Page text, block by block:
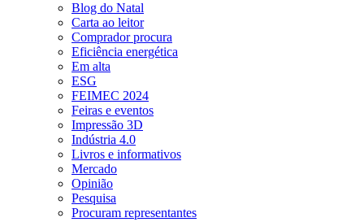
Blog do Natal
Carta ao leitor
Comprador procura
Eficiência energética
Em alta
ESG
FEIMEC 2024
Feiras e eventos
Impressão 3D
Indústria 4.0
Livros e informativos
Mercado
Opinião
Pesquisa
Procuram representantes